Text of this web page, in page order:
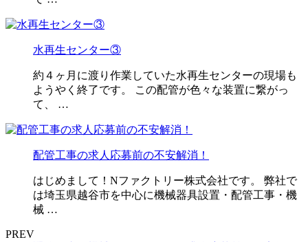
水再生センター③
約４ヶ月に渡り作業していた水再生センターの現場も
ようやく終了です。 この配管が色々な装置に繋がっ
て、 …
配管工事の求人応募前の不安解消！
はじめまして！Nファクトリー株式会社です。 弊社で
は埼玉県越谷市を中心に機械器具設置・配管工事・機
械 …
PREV